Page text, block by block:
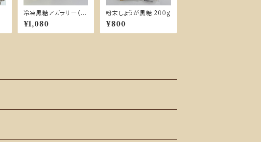
冷凍黒糖アガラサー（４
個入り）【冷凍発送】
¥1,080
粉末しょうが黒糖 200g
¥800